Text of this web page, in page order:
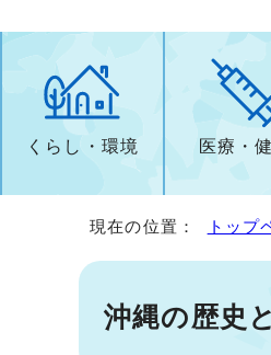
くらし・環境 医療・
現在の位置： トップ
沖縄の歴史